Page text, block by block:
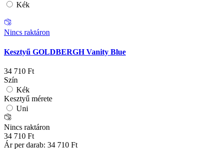
Kék
Nincs raktáron
Kesztyű GOLDBERGH Vanity Blue
34 710 Ft
Szín
Kék
Kesztyű mérete
Uni
Nincs raktáron
34 710 Ft
Ár per darab: 34 710 Ft